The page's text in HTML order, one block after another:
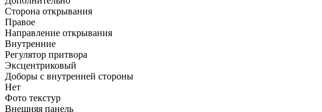
Сторона открывания
Правое
Направление открывания
Внутренние
Регулятор притвора
Эксцентриковый
Доборы с внутренней стороны
Нет
Фото текстур
Внешняя панель